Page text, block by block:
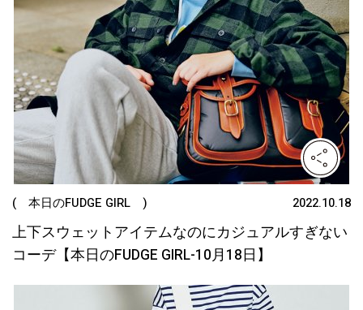
( 本日のFUDGE GIRL ) 2022.10.18
上下スウェットアイテムなのにカジュアルすぎない
コーデ【本日のFUDGE GIRL-10月18日】